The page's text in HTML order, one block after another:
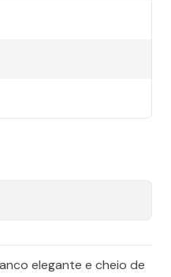
elegante e cheio de